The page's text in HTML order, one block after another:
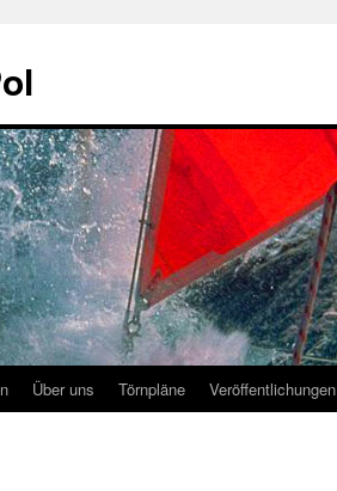
Über uns Törnpläne Veröffentlichungen